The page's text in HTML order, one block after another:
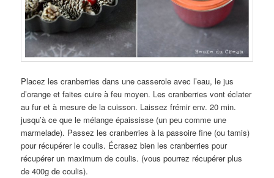
Placez les cranberries dans une casserole avec l’eau, le jus
d’orange et faites cuire à feu moyen. Les cranberries vont éclater
au fur et à mesure de la cuisson. Laissez frémir env. 20 min.
jusqu’à ce que le mélange épaississe (un peu comme une
marmelade). Passez les cranberries à la passoire fine (ou tamis)
pour récupérer le coulis. Écrasez bien les cranberries pour
récupérer un maximum de coulis. (vous pourrez récupérer plus
de 400g de coulis).